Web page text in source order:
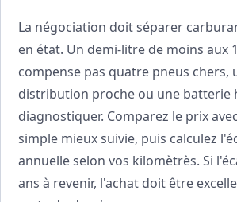
La négociation doit séparer
en état. Un demi-litre de moins aux
compense pas quatre pneus chers,
distribution proche ou une batterie
diagnostiquer. Comparez le prix
simple mieux suivie, puis calculez
annuelle selon vos kilomètrès. Si
ans à revenir, l'achat doit être